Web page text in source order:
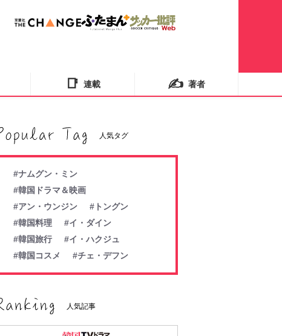
📑 連載 ✍️ 著者
人気タグ
#ナムグン・ミン
#韓国ドラマ＆映画
#アン・ウンジン
#トングン
#韓国料理
#イ・ダイン
#韓国旅行
#イ・ハクジュ
#韓国コスメ
#チェ・デフン
人気記事